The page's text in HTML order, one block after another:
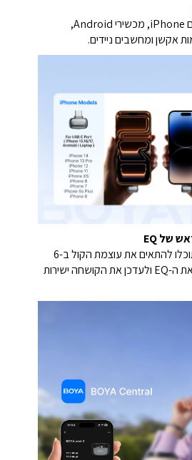
תאימות אוניברסלית עם iPhone, מכשירי Android,
עם BOYA Central, תוכלו להתאים את עוצמת הקול ב-6
רמות, להתאים אישית את ה-EQ ולעדכן את הקושחה ישירות